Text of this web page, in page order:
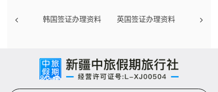
韩国签证办理资料 英国签证办理资料